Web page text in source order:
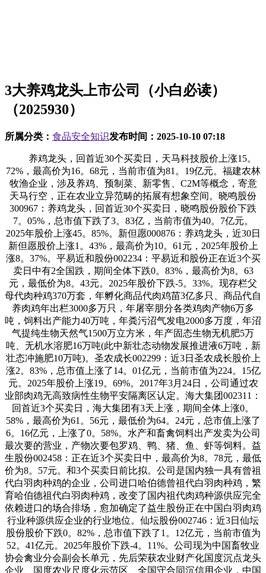
3大养鸡龙头上市公司（小白必读）
（2025930）
所属分类： 食品安全知识发布时间： 2025-10-10 07:18
养鸡龙头，回首近30个买卖日，天马科技股价上涨15。
72%，最高价为16。68元，当前市值为81。19亿元。福建农林
牧渔企业，涉及养鸡、预制菜、新零售、C2M等概念，寄意
天马行空，正在农业立异范畴的拓展有想象空间。晓鸣股份
300967：养鸡龙头，回首近30个买卖日，晓鸣股份股价下跌
7。05%，总市值下跌了3。83亿，当前市值为40。7亿元。
2025年股价上涨45。85%。新但愿000876：养鸡龙头，近30日
新但愿股价上涨1。43%，最高价为10。61元，2025年股价上
涨8。37%。平易近和股份002234：平易近和股份正在近3个买
卖日中有2全国跌，期间全体下跌0。83%，最高价为8。63
元，最低价为8。43元。2025年股价下跌-5。33%。现存栏父
母代肉种鸡370万套，年孵化商品代肉鸡苗3亿多只、商品代自
养肉鸡年出栏3000多万只，年屠宰朋分各类鸡肉产物6万多
吨，饲料出产能力40万吨，年粪污沼气发电2000多万度，年沼
气提纯生物天然气1500万立方米，年产固态生物无机肥5万
吨、无机水溶肥16万吨(此中新壮态动物发展推进液6万吨，新
壮态冲施肥10万吨)。圣农成长002299：近3日圣农成长股价上
涨2。83%，总市值上涨了14。01亿元，当前市值为224。15亿
元。2025年股价上涨19。69%。2017年3月24日，公司通过农
业部肉鸡无高致病性生物平安隔离区认定。海大集团002311：
回首近3个买卖日，海大集团有3天上涨，期间全体上涨0。
58%，最高价为61。56元，最低价为64。24元，总市值上涨了
6。16亿元，上涨了0。58%。水产和畜禽饲料出产发卖为公司
最次要的营业，产物次要包罗鸡、鸭、猪、鱼、虾等饲料。益
生股份002458：正在近3个买卖日中，最高价为8。78元，最低
价为8。57元。和3个买卖日前比拟。公司是国内独一具有曾祖
代白羽肉种鸡的企业，公司进口哈伯德曾祖代白羽肉种鸡，繁
育哈伯德祖代白羽肉种鸡，改变了国内祖代肉鸡种源供应完全
依赖进口的场合排场，愈加确定了益生股份正在中国白羽肉鸡
行业种源供应企业的行业地位。仙坛股份002746：近3日仙坛
股份股价下跌0。82%，总市值下跌了1。12亿元，当前市值为
52。41亿元。2025年股价下跌-4。11%。公司现为中国畜牧业
协会禽业分会副会长单元，先后荣获农业财产化国度沉点龙头
企业、国度农业尺度化示范区、全国守合同沉信用企业，中国